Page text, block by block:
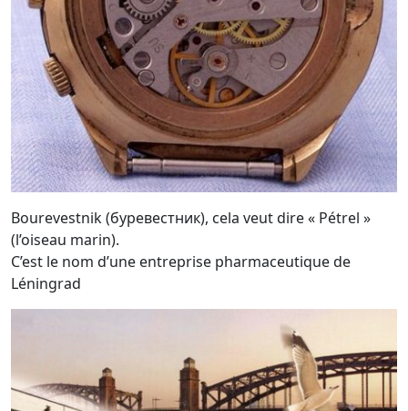
Bourevestnik (буревестник), cela veut dire « Pétrel »
(l’oiseau marin).
C’est le nom d’une entreprise pharmaceutique de
Léningrad